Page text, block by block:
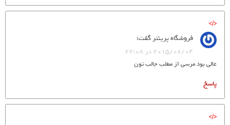
فروشگاه پرینتر گفت:
2015/06/04 در 22:08
عالی بود مرسی از مطلب جالب تون
پاسخ